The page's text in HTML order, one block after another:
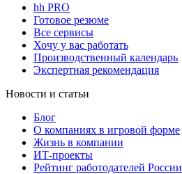
hh PRO
Готовое резюме
Все сервисы
Хочу у вас работать
Производственный календарь
Экспертная рекомендация
Новости и статьи
Блог
О компаниях в игровой форме
Жизнь в компании
ИТ-проекты
Рейтинг работодателей России